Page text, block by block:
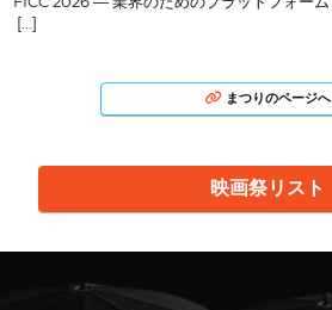
[...]
まつりのページへ
映画祭リスト